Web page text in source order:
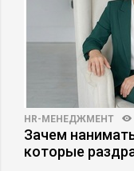
HR-МЕНЕДЖМЕНТ
Зачем
которые